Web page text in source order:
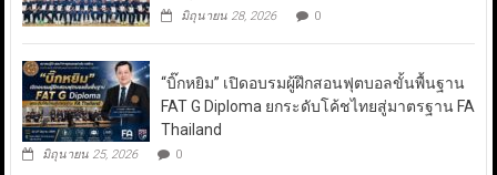
มิถุนายน 28, 2026 0
“บิ๊กหยิม” เปิดอบรมผู้ฝึกสอนฟุตบอลขั้นพื้นฐาน
FAT G Diploma ยกระดับโค้ชไทยสู่มาตรฐาน FA
Thailand
มิถุนายน 25, 2026 0